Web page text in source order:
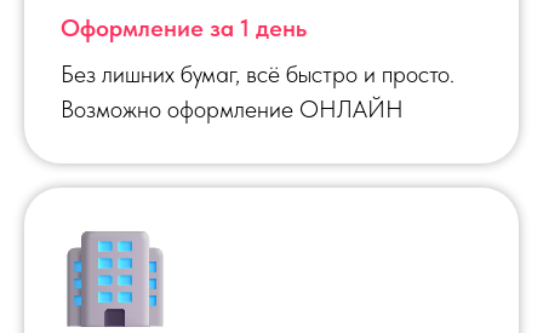
Оформление за 1 день
Без лишних бумаг, всё быстро и просто.
Возможно оформление ОНЛАЙН